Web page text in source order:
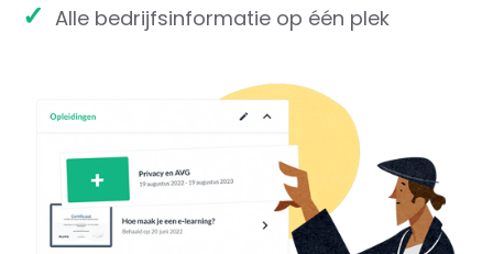
✓ Alle bedrijfsinformatie op één plek